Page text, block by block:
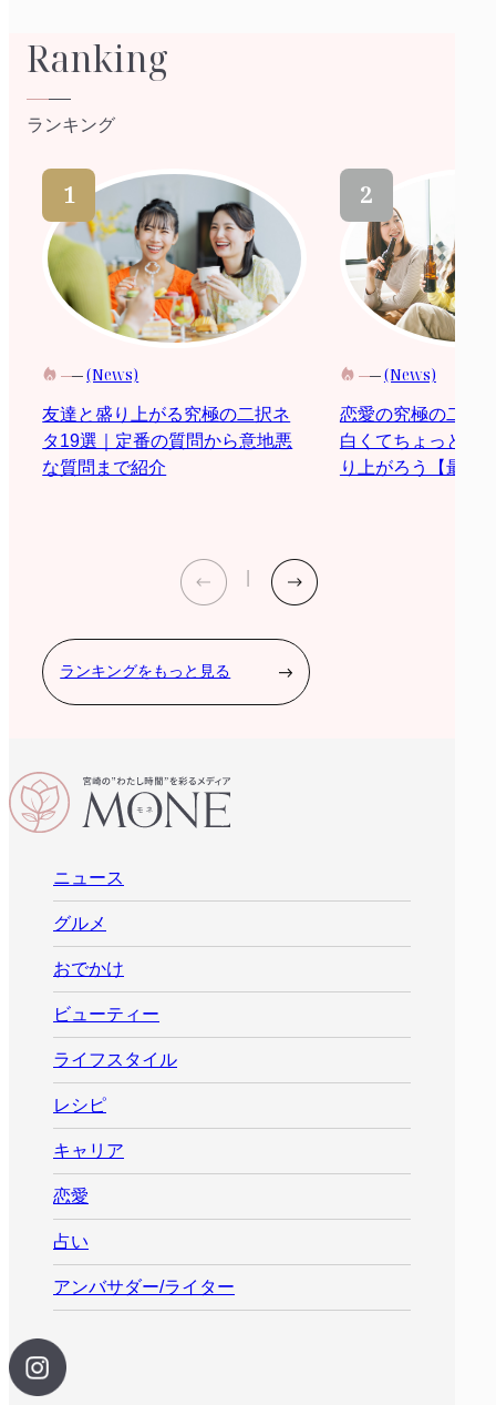
Ranking
ランキング
(News)
友達と盛り上がる究極の二択ネ
タ19選｜定番の質問から意地悪
な質問まで紹介
(News)
恋愛の究極の二択
白くてちょっと際
り上がろう【最新
ランキングをもっと見る
ニュース
グルメ
おでかけ
ビューティー
ライフスタイル
レシピ
キャリア
恋愛
占い
アンバサダー/ライター